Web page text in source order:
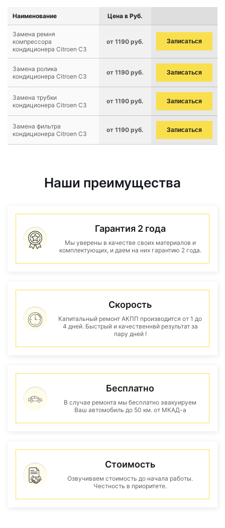
Наименование Цена в Руб.
Замена ремня
компрессора
кондиционера Citroen C3
от 1190 руб. Записаться
Замена ролика
кондиционера Citroen C3
от 1190 руб. Записаться
Замена трубки
кондиционера Citroen C3
от 1190 руб. Записаться
Замена фильтра
кондиционера Citroen C3
от 1190 руб. Записаться
Наши преимущества
Гарантия 2 года
Мы уверены в качестве своих материалов и
комплектующих, и даем на них гарантию 2 года.
Скорость
Капитальный ремонт АКПП производится от 1 до
4 дней. Быстрый и качественнвй результат за
пару дней !
Бесплатно
В случае ремонта мы бесплатно эвакуируем
Ваш автомобиль до 50 км. от МКАД-а
Стоимость
Озвучиваем стоимость до начала работы.
Честность в приоритете.